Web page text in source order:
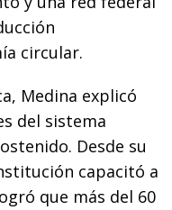
circular.
Medina explicó
del sistema
Desde su
capacitó a
que más del 60